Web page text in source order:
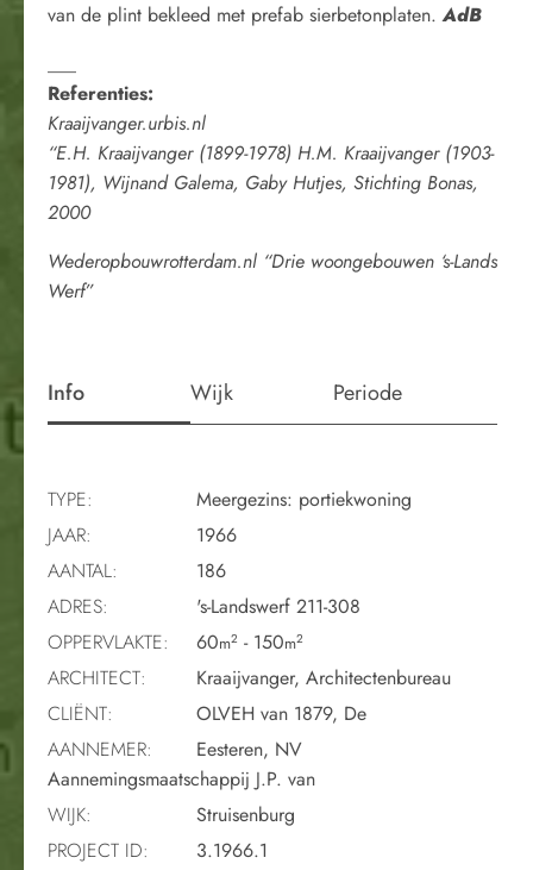
van de plint bekleed met prefab sierbetonplaten. AdB
Referenties:
Kraaijvanger.urbis.nl
“E.H. Kraaijvanger (1899-1978) H.M. Kraaijvanger (1903-
1981), Wijnand Galema, Gaby Hutjes, Stichting Bonas,
2000
Wederopbouwrotterdam.nl “Drie woongebouwen ‘s-Lands
Werf”
Info Wijk Periode
TYPE:
Meergezins: portiekwoning
JAAR:
1966
AANTAL:
186
ADRES:
's-Landswerf 211-308
OPPERVLAKTE:
60m2 - 150m2
ARCHITECT:
Kraaijvanger, Architectenbureau
CLIËNT:
OLVEH van 1879, De
AANNEMER:
Eesteren, NV
Aannemingsmaatschappij J.P. van
WIJK:
Struisenburg
PROJECT ID:
3.1966.1